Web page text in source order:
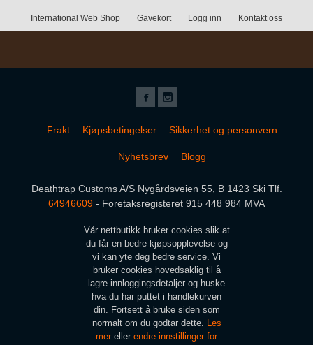
International Web Shop Gavekort Logg inn Kontakt oss
Frakt Kjøpsbetingelser Sikkerhet og personvern
Nyhetsbrev Blogg
Deathtrap Customs A/S Nygårdsveien 55, B 1423 Ski Tlf.
64946609 - Foretaksregisteret 915 448 984 MVA
Vår nettbutikk bruker cookies slik at
du får en bedre kjøpsopplevelse og
vi kan yte deg bedre service. Vi
bruker cookies hovedsaklig til å
lagre innloggingsdetaljer og huske
hva du har puttet i handlekurven
din. Fortsett å bruke siden som
normalt om du godtar dette. Les
mer eller endre innstillinger for